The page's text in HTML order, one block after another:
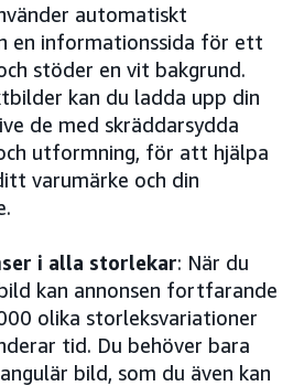
automatiskt
en informationssida för ett
stöder en vit bakgrund.
kan du ladda upp din
de med skräddarsydda
utformning, för att hjälpa
varumärke och din
i alla storlekar: När du
kan annonsen fortfarande
olika storleksvariationer
tid. Du behöver bara
bild, som du även kan